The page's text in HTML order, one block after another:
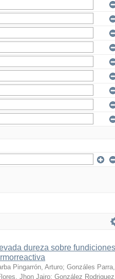
dureza sobre fundiciones
Pingarrón, Arturo; Gonzáles Parra,
Jhon Jairo; González